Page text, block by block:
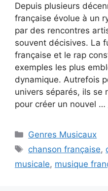
Depuis plusieurs
française évolue à un
par des rencontres
souvent décisives. La
française et le rap
exemples les plus
dynamique. Autrefois
univers séparés, ils se
pour créer un nouvel …
Catégories
Genres Musicaux
Étiquettes
chanson française,
musicale, musique